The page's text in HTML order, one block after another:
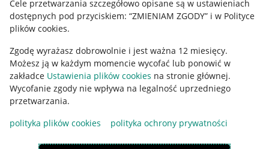
Cele przetwarzania szczegółowo opisane są w ustawieniach
dostępnych pod przyciskiem: “ZMIENIAM ZGODY” i w Polityce
plików cookies.
Zgodę wyrażasz dobrowolnie i jest ważna 12 miesięcy.
Możesz ją w każdym momencie wycofać lub ponowić w
zakładce Ustawienia plików cookies na stronie głównej.
Wycofanie zgody nie wpływa na legalność uprzedniego
przetwarzania.
polityka plików cookies
polityka ochrony prywatności
Udostępnianie lokalizacji
Informacje dla Aktu o Usługach Cyfrowych
Pobierz aplikację